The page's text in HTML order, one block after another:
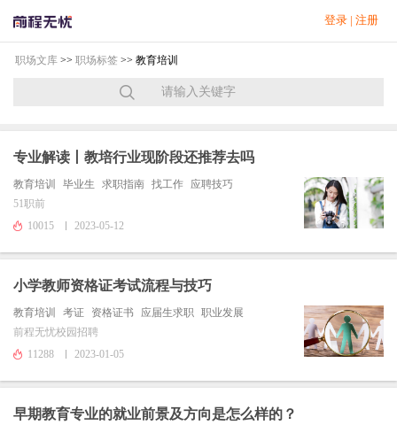
登录 | 注册
职场文库 >> 职场标签 >> 教育培训
专业解读丨教培行业现阶段还推荐去吗
教育培训 毕业生 求职指南 找工作
应聘技巧
51职前
10015
2023-05-12
小学教师资格证考试流程与技巧
教育培训 考证 资格证书 应届生求职 职业发展
前程无忧校园招聘
11288
2023-01-05
早期教育专业的就业前景及方向是怎么样的？